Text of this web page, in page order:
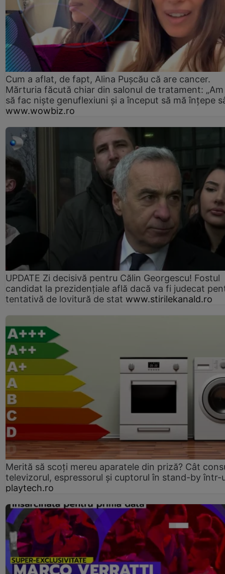
Cum a aflat, de fapt, Alina Pușcău că are cancer.
Mărturia făcută chiar din salonul de tratament:
să fac niște genuflexiuni și a început să mă înțepe
www.wowbiz.ro
UPDATE Zi decisivă pentru Călin Georgescu! Fostul
candidat la prezidențiale află dacă va fi judecat
tentativă de lovitură de stat www.stirilekanald.ro
Merită să scoți mereu aparatele din priză? Cât
televizorul, espressorul și cuptorul în stand-by într-
playtech.ro